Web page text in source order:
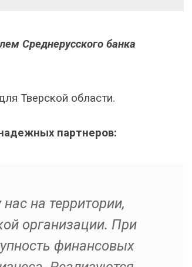
Среднерусского банка
Тверской области.
партнеров:
на территории,
организации. При
финансовых